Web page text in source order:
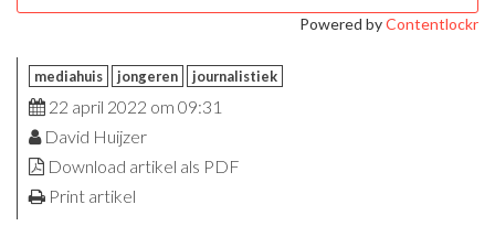
Powered byContentlockr
mediahuis jongeren journalistiek
22 april 2022 om 09:31
David Huijzer
Download artikel als PDF
Print artikel